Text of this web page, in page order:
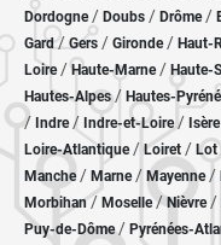
Dordogne/ Doubs / Drôme/
Gard/ Gers / Gironde/ Haut-
Loire/Haute-Marne/ Haute-
Hautes-Alpes/ Hautes-
/ Indre/ Indre-et-Loire/ Isère
Loire-Atlantique/ Loiret / Lot
Manche/ Marne/ Mayenne/
Morbihan/ Moselle/ Nièvre /
Puy-de-Dôme/ Pyrénées-